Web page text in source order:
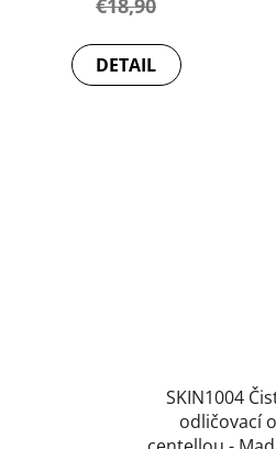
je
5,0
z
€18,90
DETAIL
SKIN1004
odličovací